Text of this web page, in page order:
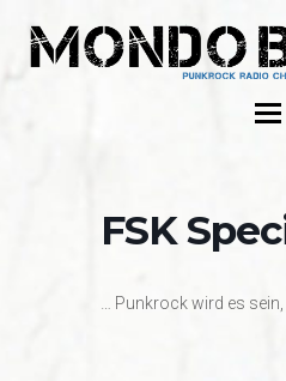
FSK
… Punkrock wird es